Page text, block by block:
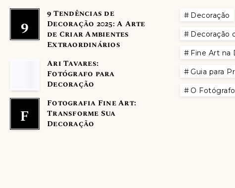
9
9 Tendências de
Decoração 2025: A Arte
de Criar Ambientes
Extraordinários
Ari Tavares:
Fotógrafo para
Decoração
F
Fotografia Fine Art:
Transforme Sua
Decoração
Decoração
Decoração
Fine Art na
Guia para
O Fotógrafo